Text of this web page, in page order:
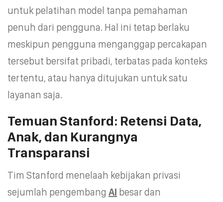
untuk pelatihan model tanpa pemahaman
penuh dari pengguna. Hal ini tetap berlaku
meskipun pengguna menganggap percakapan
tersebut bersifat pribadi, terbatas pada konteks
tertentu, atau hanya ditujukan untuk satu
layanan saja.
Temuan Stanford: Retensi Data,
Anak, dan Kurangnya
Transparansi
Tim Stanford menelaah kebijakan privasi
sejumlah pengembang AI besar dan